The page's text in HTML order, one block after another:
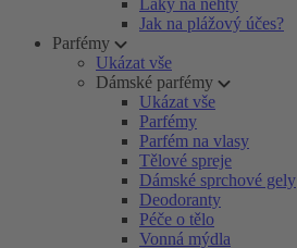
Laky na nehty
Jak na plážový účes?
Parfémy
Ukázat vše
Dámské parfémy
Ukázat vše
Parfémy
Parfém na vlasy
Tělové spreje
Dámské sprchové gely
Deodoranty
Péče o tělo
Vonná mýdla